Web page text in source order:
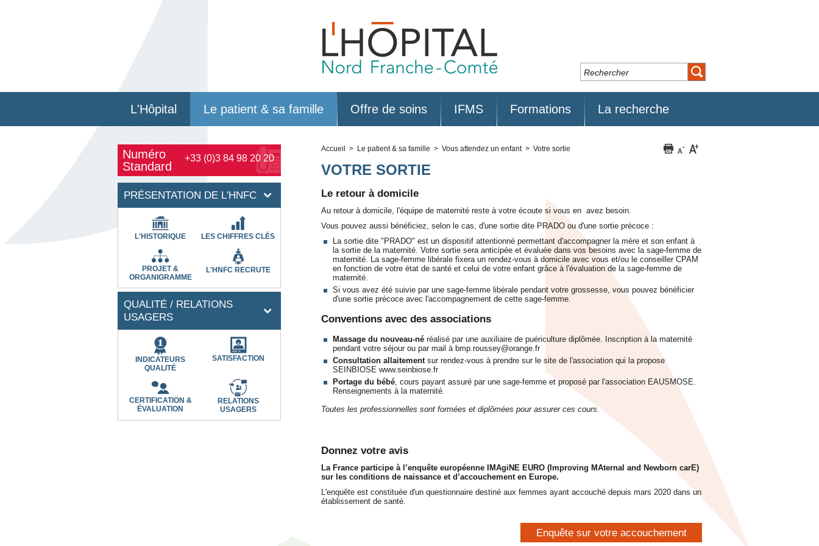
L'Hôpital Le patient & sa famille Offre de soins IFMS Formations La recherche
Numéro
Standard
+33 (0)3 84 98 20 20
PRÉSENTATION DE L'HNFC
L'HISTORIQUE LES CHIFFRES CLÉS
PROJET &
ORGANIGRAMME
L'HNFC RECRUTE
QUALITÉ / RELATIONS
USAGERS
INDICATEURS
QUALITÉ
SATISFACTION
CERTIFICATION &
ÉVALUATION
RELATIONS
USAGERS
Accueil > Le patient & sa famille > Vous attendez un enfant> Votre sortie
VOTRE SORTIE
Le retour à domicile
Au retour à domicile, l'équipe de maternité reste à votre écoute si vous en avez besoin.
Vous pouvez aussi bénéficiez, selon le cas, d'une sortie dite PRADO ou d'une sortie précoce :
La sortie dite "PRADO" est un dispositif attentionné permettant d'accompagner la mère et son enfant à
la sortie de la maternité. Votre sortie sera anticipée et évaluée dans vos besoins avec la sage-femme de
maternité. La sage-femme libérale fixera un rendez-vous à domicile avec vous et/ou le conseiller CPAM
en fonction de votre état de santé et celui de votre enfant grâce à l'évaluation de la sage-femme de
maternité.
Si vous avez été suivie par une sage-femme libérale pendant votre grossesse, vous pouvez bénéficier
d'une sortie précoce avec l'accompagnement de cette sage-femme.
Conventions avec des associations
Massage du nouveau-né réalisé par une auxiliaire de puériculture diplômée. Inscription à la maternité
pendant votre séjour ou par mail à bmp.roussey@orange.fr
Consultation allaitement sur rendez-vous à prendre sur le site de l'association qui la propose
SEINBIOSE www.seinbiose.fr
Portage du bébé, cours payant assuré par une sage-femme et proposé par l'association EAUSMOSE.
Renseignements à la maternité.
Toutes les professionnelles sont formées et diplômées pour assurer ces cours.
Donnez votre avis
La France participe à l’enquête européenne IMAgiNE EURO (Improving MAternal and Newborn carE)
sur les conditions de naissance et d’accouchement en Europe.
L'enquête est constituée d'un questionnaire destiné aux femmes ayant accouché depuis mars 2020 dans un
établissement de santé.
Enquête sur votre accouchement